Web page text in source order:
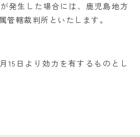
発生した場合には、鹿児島地方
管轄裁判所といたします。
15日より効力を有するものとし